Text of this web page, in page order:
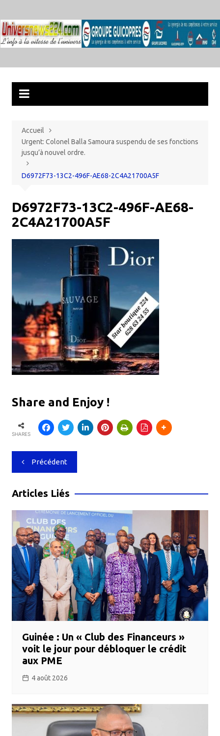
au
contenu
Accueil
Urgent: Colonel Balla Samoura suspendu de ses fonctions
jusqu’à nouvel ordre.
D6972F73-13C2-496F-AE68-2C4A21700A5F
D6972F73-13C2-496F-AE68-
2C4A21700A5F
Share and Enjoy !
SHARES
Navigation
de
l’article
Précédent
Articles Liés
Guinée : Un « Club des Financeurs »
voit le jour pour débloquer le crédit
aux PME
4 août 2026